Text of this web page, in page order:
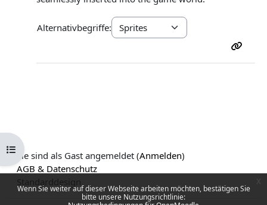
Wenn Sie weiter auf dieser Webseite arbeiten möchten, bestätigen Sie
bitte unsere Nutzungsrichtlinie:
Kursindex öffnen
Alternativbegriffe:
Sie sind als Gast angemeldet (Anmelden)
AGB & Datenschutz
Standarddesign